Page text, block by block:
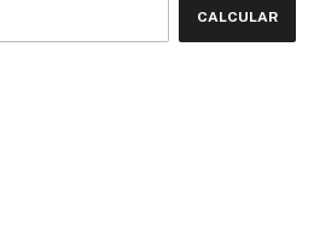
CALCULAR